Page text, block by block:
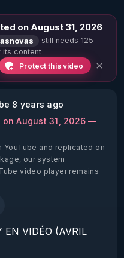
on August 31, 2026
still needs 125
its content
Protect this video
8 years ago
August 31, 2026 —
and replicated on
our system
video player remains
EN VIDÉO (AVRIL